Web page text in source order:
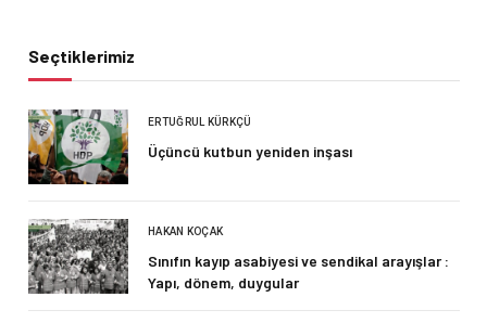
Seçtiklerimiz
ERTUĞRUL KÜRKÇÜ
Üçüncü kutbun yeniden inşası
HAKAN KOÇAK
Sınıfın kayıp asabiyesi ve sendikal arayışlar :
Yapı, dönem, duygular